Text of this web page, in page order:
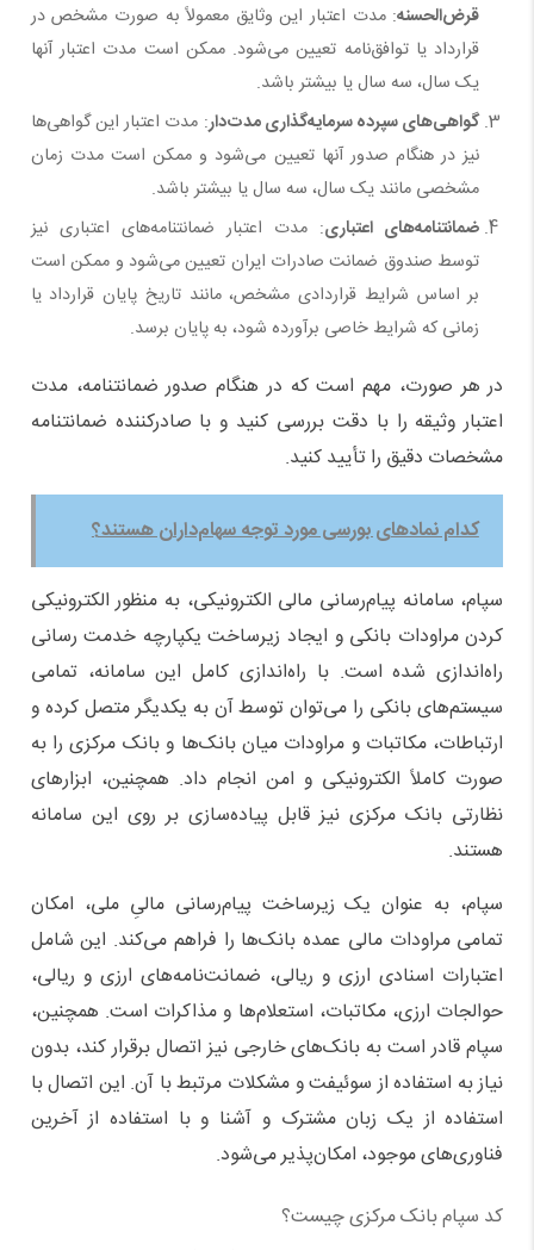
قرض‌الحسنه: مدت اعتبار این وثایق معمولاً به صورت مشخص در
قرارداد یا توافق‌نامه تعیین می‌شود. ممکن است مدت اعتبار آنها
یک سال، سه سال یا بیشتر باشد.
گواهی‌های سپرده سرمایه‌گذاری مدت‌دار: مدت اعتبار این گواهی‌ها
نیز در هنگام صدور آنها تعیین می‌شود و ممکن است مدت زمان
مشخصی مانند یک سال، سه سال یا بیشتر باشد.
ضمانتنامه‌های اعتباری: مدت اعتبار ضمانتنامه‌های اعتباری نیز
توسط صندوق ضمانت صادرات ایران تعیین می‌شود و ممکن است
بر اساس شرایط قراردادی مشخص، مانند تاریخ پایان قرارداد یا
زمانی که شرایط خاصی برآورده شود، به پایان برسد.
در هر صورت، مهم است که در هنگام صدور ضمانتنامه، مدت
اعتبار وثیقه را با دقت بررسی کنید و با صادرکننده ضمانتنامه
مشخصات دقیق را تأیید کنید.
کدام نمادهای بورسی مورد توجه سهام‌داران هستند؟
سپام، سامانه پیام‌رسانی مالی الکترونیکی، به منظور الکترونیکی
کردن مراودات بانکی و ایجاد زیرساخت یکپارچه خدمت رسانی
راه‌اندازی شده است. با راه‌اندازی کامل این سامانه، تمامی
سیستم‌های بانکی را می‌توان توسط آن به یکدیگر متصل کرده و
ارتباطات، مکاتبات و مراودات میان بانک‌ها و بانک مرکزی را به
صورت کاملاً الکترونیکی و امن انجام داد. همچنین، ابزارهای
نظارتی بانک مرکزی نیز قابل پیاده‌سازی بر روی این سامانه
هستند.
سپام، به عنوان یک زیرساخت پیام‌رسانی مالیِ ملی، امکان
تمامی مراودات مالی عمده بانک‌ها را فراهم می‌کند. این شامل
اعتبارات اسنادی ارزی و ریالی، ضمانت‌نامه‌های ارزی و ریالی،
حوالجات ارزی، مکاتبات، استعلام‌ها و مذاکرات است. همچنین،
سپام قادر است به بانک‌های خارجی نیز اتصال برقرار کند، بدون
نیاز به استفاده از سوئیفت و مشکلات مرتبط با آن. این اتصال با
استفاده از یک زبان مشترک و آشنا و با استفاده از آخرین
فناوری‌های موجود، امکان‌پذیر می‌شود.
کد سپام بانک مرکزی چیست؟